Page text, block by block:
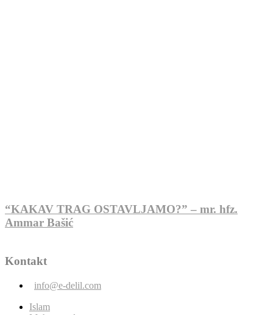
“KAKAV TRAG OSTAVLJAMO?” – mr. hfz.
Ammar Bašić
Kontakt
info@e-delil.com
Islam